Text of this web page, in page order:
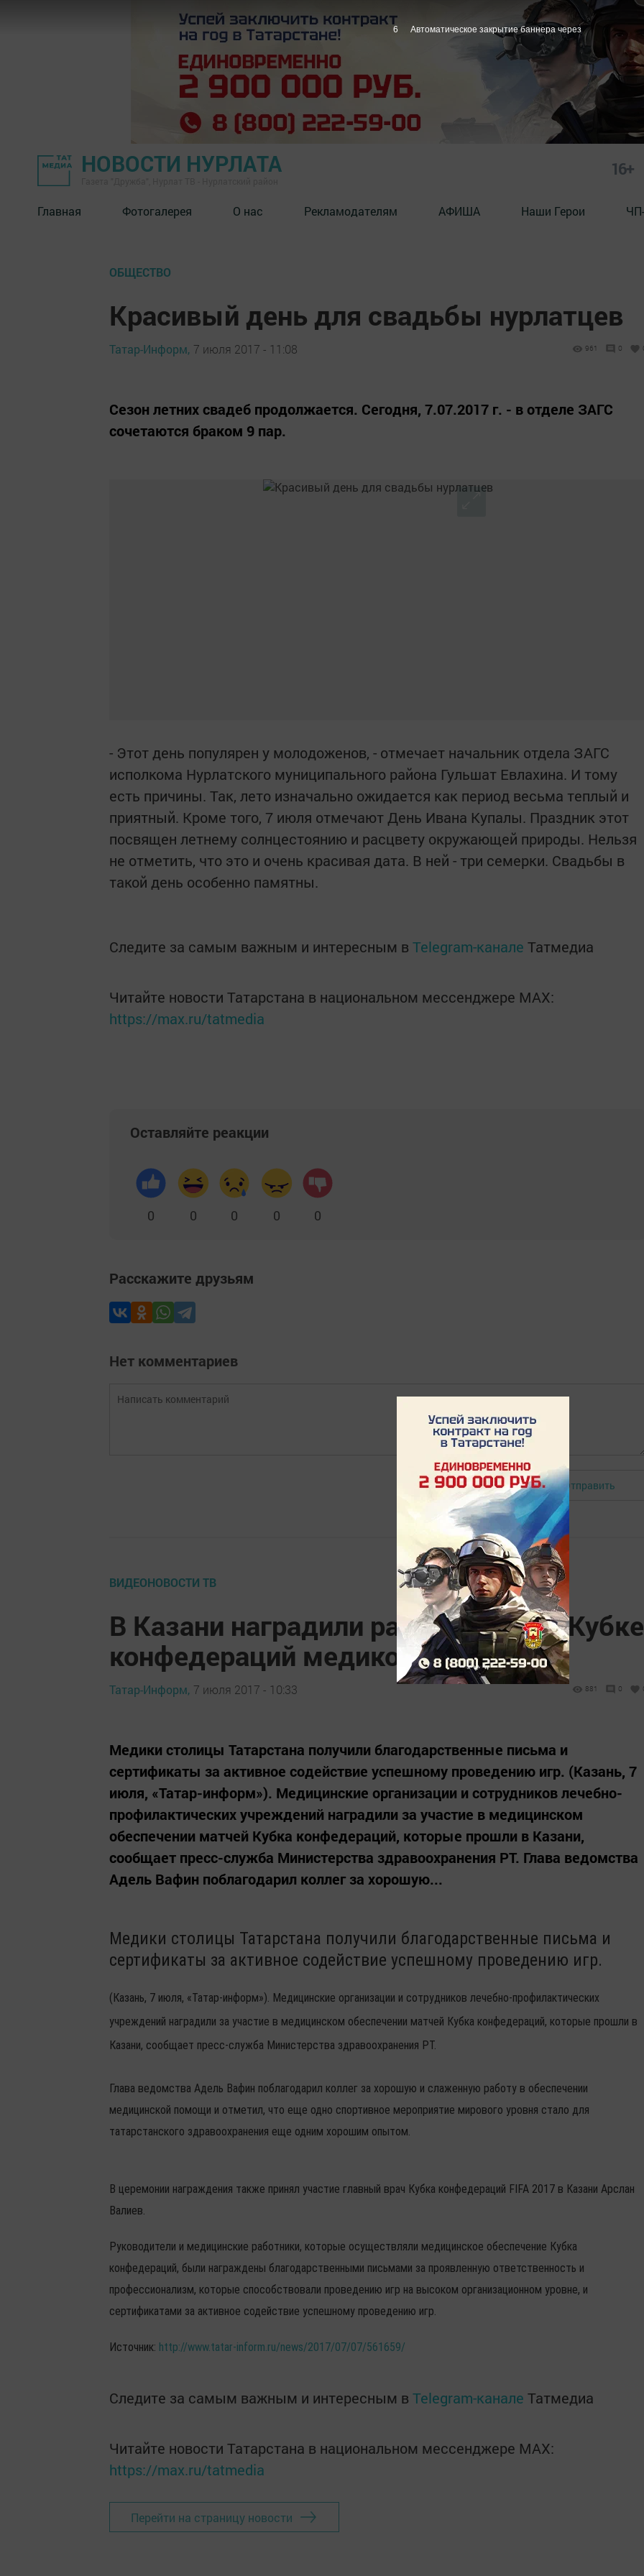
НОВОСТИ НУРЛАТА 16+
Главная Фотогалерея О нас Рекламодателям АФИША Наши Герои
ОБЩЕСТВО
Красивый день для свадьбы нурлатцев
Татар-Информ, 7 июля 2017 - 11:08 961 0
Сезон летних свадеб продолжается. Сегодня, 7.07.2017 г. - в отделе ЗАГС
сочетаются браком 9 пар.
- Этот день популярен у молодоженов, - отмечает начальник отдела ЗАГС
исполкома Нурлатского муниципального района Гульшат Евлахина. И тому
есть причины. Так, лето изначально ожидается как период весьма теплый и
приятный. Кроме того, 7 июля отмечают День Ивана Купалы. Праздник этот
посвящен летнему солнцестоянию и расцвету окружающей природы. Нельзя
не отметить, что это и очень красивая дата. В ней - три семерки. Свадьбы в
такой день особенно памятны.
Следите за самым важным и интересным в Telegram-канале Татмедиа
Читайте новости Татарстана в национальном мессенджере MАХ:
https://max.ru/tatmedia
Оставляйте реакции
0 0 0 0 0
Расскажите друзьям
Нет комментариев
Авторизоваться Отправить
ВИДЕОНОВОСТИ ТВ
В Казани наградили работавших на Кубке
конфедераций медиков
Татар-Информ, 7 июля 2017 - 10:33 881 0
Медики столицы Татарстана получили благодарственные письма и
сертификаты за активное содействие успешному проведению игр. (Казань, 7
июля, «Татар-информ»). Медицинские организации и сотрудников лечебно-
профилактических учреждений наградили за участие в медицинском
обеспечении матчей Кубка конфедераций, которые прошли в Казани,
сообщает пресс-служба Министерства здравоохранения РТ. Глава ведомства
Адель Вафин поблагодарил коллег за хорошую...
Медики столицы Татарстана получили благодарственные письма и
сертификаты за активное содействие успешному проведению игр.
(Казань, 7 июля, «Татар-информ»). Медицинские организации и сотрудников лечебно-профилактических
учреждений наградили за участие в медицинском обеспечении матчей Кубка конфедераций, которые прошли в
Казани, сообщает пресс-служба Министерства здравоохранения РТ.
Глава ведомства Адель Вафин поблагодарил коллег за хорошую и слаженную работу в обеспечении
медицинской помощи и отметил, что еще одно спортивное мероприятие мирового уровня стало для
татарстанского здравоохранения еще одним хорошим опытом.
В церемонии награждения также принял участие главный врач Кубка конфедераций FIFA 2017 в Казани Арслан
Валиев.
Руководители и медицинские работники, которые осуществляли медицинское обеспечение Кубка
конфедераций, были награждены благодарственными письмами за проявленную ответственность и
профессионализм, которые способствовали проведению игр на высоком организационном уровне, и
сертификатами за активное содействие успешному проведению игр.
Источник: http://www.tatar-inform.ru/news/2017/07/07/561659/
Следите за самым важным и интересным в Telegram-канале Татмедиа
Читайте новости Татарстана в национальном мессенджере MАХ:
https://max.ru/tatmedia
Перейти на страницу новости
5 Автоматическое закрытие баннера через